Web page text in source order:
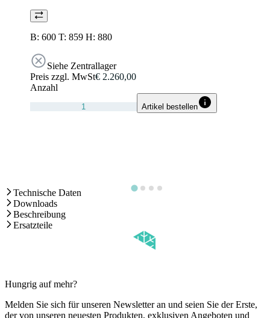
B: 600 T: 859 H: 880
Siehe Zentrallager
Preis zzgl. MwSt€ 2.260,00
Anzahl
Artikel bestellen
Technische Daten
Downloads
Beschreibung
Ersatzteile
Hungrig auf mehr?
Melden Sie sich für unseren Newsletter an und seien Sie der Erste,
der von unseren neuesten Produkten, exklusiven Angeboten und